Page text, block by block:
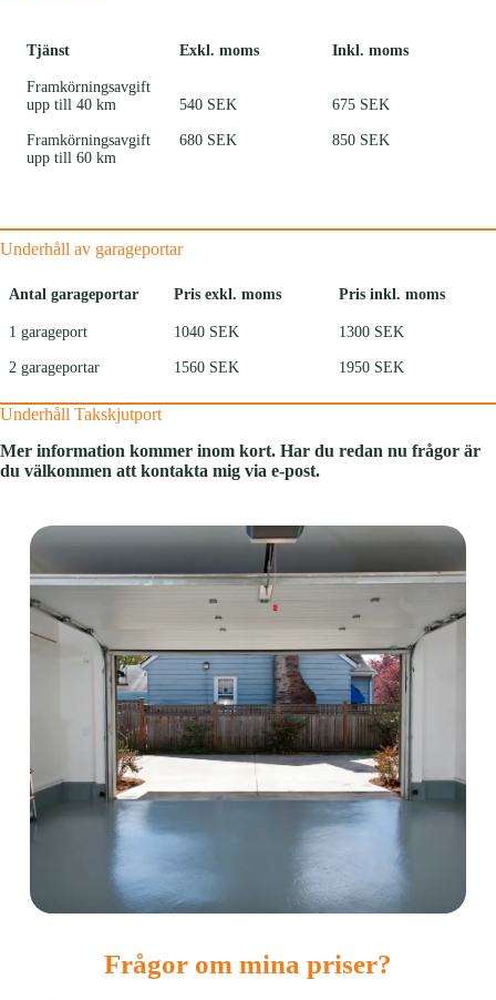
Tjänst Exkl. moms Inkl. moms
Framkörningsavgift
upp till 40 km
Framkörningsavgift
upp till 60 km
540 SEK
680 SEK
675 SEK
850 SEK
Underhåll av garageportar
Antal garageportar Pris exkl. moms Pris inkl. moms
1 garageport 1040 SEK
1300 SEK
2 garageportar
1560 SEK 1950 SEK
Underhåll Takskjutport
Mer information kommer inom kort. Har du redan nu frågor är
du välkommen att kontakta mig via e-post.
Frågor om mina priser?